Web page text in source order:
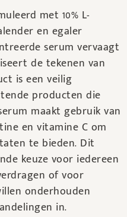
met 10% L-
en egaler
serum vervaagt
de tekenen van
is een veilig
producten die
maakt gebruik van
en vitamine C om
te bieden. Dit
keuze voor iedereen
of voor
onderhouden
in.